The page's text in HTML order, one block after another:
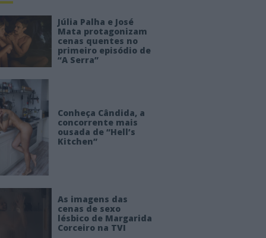
Júlia Palha e José
Mata protagonizam
cenas quentes no
primeiro episódio de
“A Serra”
Conheça Cândida, a
concorrente mais
ousada de “Hell’s
Kitchen”
As imagens das
cenas de sexo
lésbico de Margarida
Corceiro na TVI